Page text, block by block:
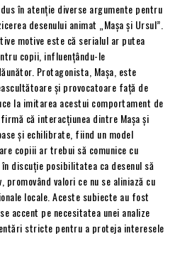
în atenție diverse argumente pentru
desenului animat „Mașa și Ursul”.
motive este că serialul ar putea
copii, influențându-le
Protagonista, Mașa, este
și provocatoare față de
la imitarea acestui comportament de
că interacțiunea dintre Mașa și
și echilibrate, fiind un model
copiii ar trebui să comunice cu
discuție posibilitatea ca desenul să
valori ce nu se aliniază cu
locale. Aceste subiecte au fost
accent pe necesitatea unei analize
stricte pentru a proteja interesele